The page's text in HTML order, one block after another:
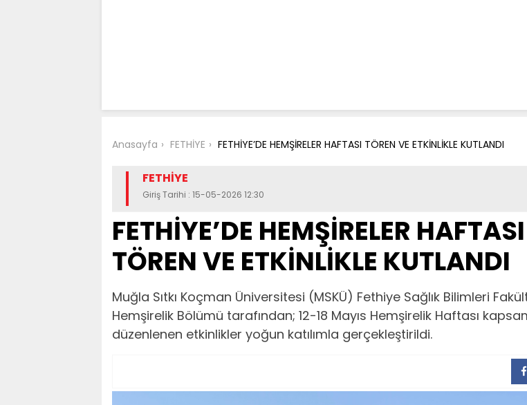
Anasayfa FETHİYE FETHİYE’DE HEMŞİRELER HAFTASI TÖREN VE ETKİNLİKLE KUTLANDI
FETHİYE
Giriş Tarihi : 15-05-2026 12:30
FETHİYE’DE HEMŞİRELER HAFTASI
TÖREN VE ETKİNLİKLE KUTLANDI
Muğla Sıtkı Koçman Üniversitesi (MSKÜ) Fethiye Sağlık Bilimleri
Hemşirelik Bölümü tarafından; 12-18 Mayıs Hemşirelik Haftası
düzenlenen etkinlikler yoğun katılımla gerçekleştirildi.